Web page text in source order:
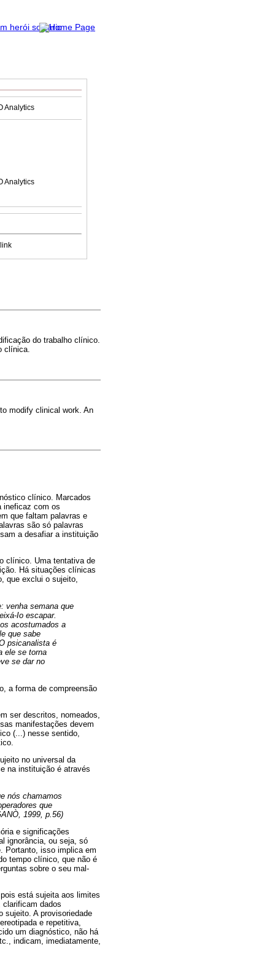
Analytics
Analytics
do trabalho clínico.
clínica.
modify clinical work. An
clínico. Marcados
ineficaz com os
que faltam palavras e
são só palavras
a desafiar a instituição
clínico. Uma tentativa de
Há situações clínicas
que exclui o sujeito,
venha semana que
Io escapar.
acostumados a
que sabe
psicanalista é
ele se torna
se dar no
a forma de compreensão
ser descritos, nomeados,
manifestações devem
(...) nesse sentido,
no universal da
na instituição é através
nós chamamos
que
1999, p.56)
e significações
ignorância, ou seja, só
Portanto, isso implica em
tempo clínico, que não é
sobre o seu mal-
está sujeita aos limites
clarificam dados
sujeito. A provisoriedade
e repetitiva,
um diagnóstico, não há
indicam, imediatamente,